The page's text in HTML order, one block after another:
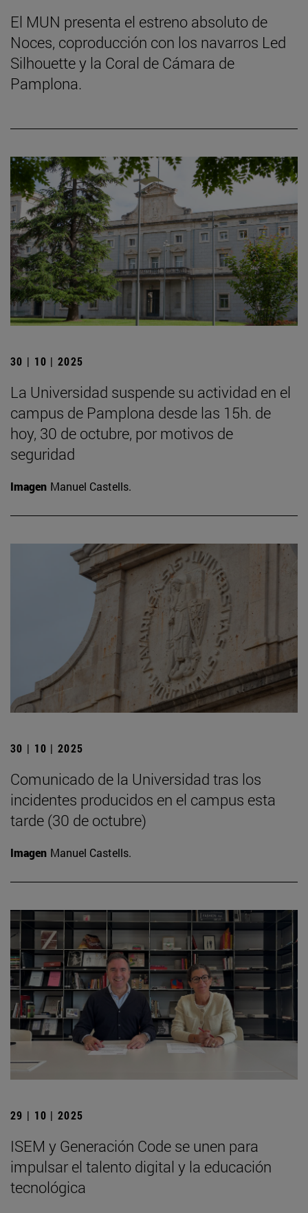
El MUN presenta el estreno absoluto de
Noces, coproducción con los navarros Led
Silhouette y la Coral de Cámara de
Pamplona.
30 | 10 | 2025
La Universidad suspende su actividad en el
campus de Pamplona desde las 15h. de
hoy, 30 de octubre, por motivos de
seguridad
Imagen Manuel Castells.
30 | 10 | 2025
Comunicado de la Universidad tras los
incidentes producidos en el campus esta
tarde (30 de octubre)
Imagen Manuel Castells.
29 | 10 | 2025
ISEM y Generación Code se unen para
impulsar el talento digital y la educación
tecnológica